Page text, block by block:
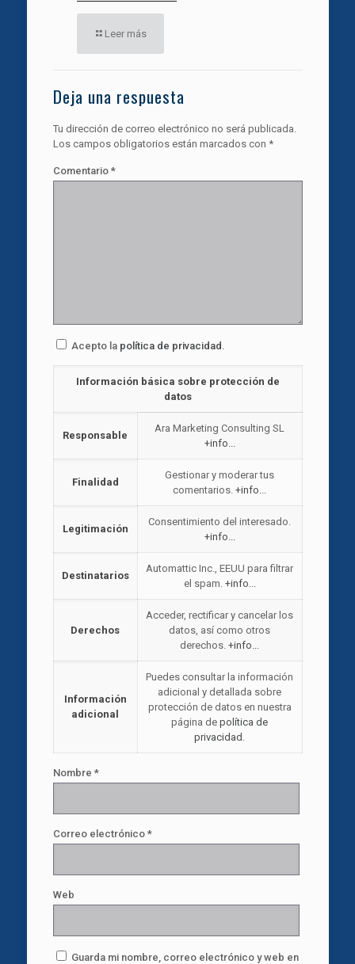
Leer más
Deja una respuesta
Tu dirección de correo electrónico no será publicada.
Los campos obligatorios están marcados con *
Comentario *
Acepto la política de privacidad
Información básica sobre protección de
datos
Responsable
Ara Marketing Consulting SL
+info...
Finalidad
Gestionar y moderar tus
comentarios. +info...
Legitimación
Consentimiento del interesado.
+info...
Destinatarios
Automattic Inc., EEUU para filtrar
el spam. +info...
Derechos
Acceder, rectificar y cancelar los
datos, así como otros
derechos. +info...
Información
adicional
Puedes consultar la información
adicional y detallada sobre
protección de datos en nuestra
página de política de
privacidad
Nombre *
Correo electrónico *
Web
Guarda mi nombre, correo electrónico y web en